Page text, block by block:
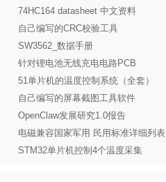
74HC164 datasheet 中文资料
自己编写的CRC校验工具
SW3562_数据手册
针对锂电池无线充电电路PCB
51单片机的温度控制系统（全套）
自己编写的屏幕截图工具软件
OpenClaw发展研究1.0报告
电磁兼容国家军用 民用标准详细列表
STM32单片机控制4个温度采集